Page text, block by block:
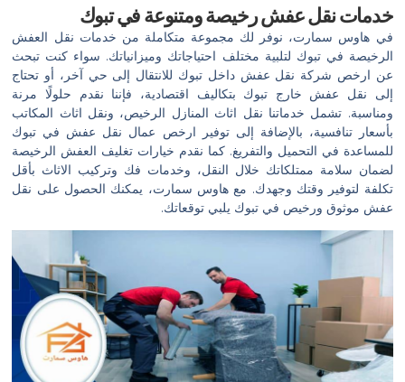
خدمات نقل عفش رخيصة ومتنوعة في تبوك
في هاوس سمارت، نوفر لك مجموعة متكاملة من خدمات نقل العفش
الرخيصة في تبوك لتلبية مختلف احتياجاتك وميزانياتك. سواء كنت تبحث
عن ارخص شركة نقل عفش داخل تبوك للانتقال إلى حي آخر، أو تحتاج
إلى نقل عفش خارج تبوك بتكاليف اقتصادية، فإننا نقدم حلولًا مرنة
ومناسبة. تشمل خدماتنا نقل اثاث المنازل الرخيص، ونقل اثاث المكاتب
بأسعار تنافسية، بالإضافة إلى توفير ارخص عمال نقل عفش في تبوك
للمساعدة في التحميل والتفريغ. كما نقدم خيارات تغليف العفش الرخيصة
لضمان سلامة ممتلكاتك خلال النقل، وخدمات فك وتركيب الاثاث بأقل
تكلفة لتوفير وقتك وجهدك. مع هاوس سمارت، يمكنك الحصول على نقل
عفش موثوق ورخيص في تبوك يلبي توقعاتك.